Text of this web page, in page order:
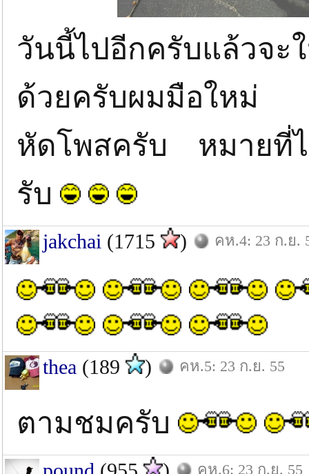
วันนี้ไปอีกครับแล้วจะ
ด้วยครับผมมือใหม่
หัดโพสครับ หมายที่
รับ
jakchai (1715 ) คห.4: 23 ก.ย.
thea (189 ) คห.5: 23 ก.ย. 55
ตามชมครับ
คห.6: 23 ก.ย. 55